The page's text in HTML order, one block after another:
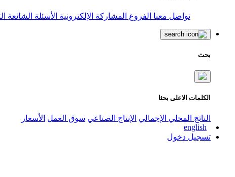
تواصل معنا الفروع المشاركة الإلكترونية الأسئلة الشائعة
بحث
الكلمات الاعلى بحثا
الناتج المحلي الإجمالي الإنتاج الصناعي سوق العمل الأسعار
english
تسجيل دخول